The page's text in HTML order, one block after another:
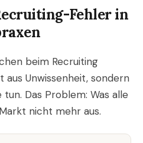
Fehler in
beim Recruiting
Unwissenheit, sondern
tun. Das Problem: Was alle
nicht mehr aus.